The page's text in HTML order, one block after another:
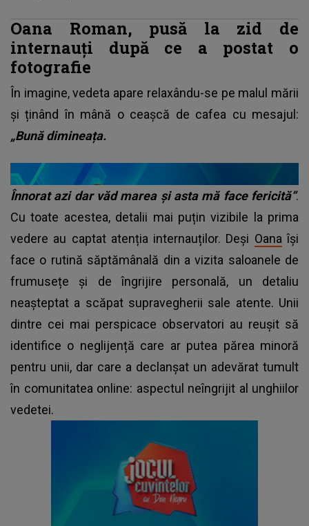
Oana Roman, pusă la zid de
internauți după ce a postat o
fotografie
În imagine, vedeta apare relaxându-se pe malul mării
și ținând în mână o ceașcă de cafea cu mesajul:
„Bună dimineața.
Înnorat azi dar văd marea și asta mă face fericită”.
Cu toate acestea, detalii mai puțin vizibile la prima
vedere au captat atenția internauților. Deși Oana își
face o rutină săptămânală din a vizita saloanele de
frumusețe și de îngrijire personală, un detaliu
neașteptat a scăpat supravegherii sale atente. Unii
dintre cei mai perspicace observatori au reușit să
identifice o neglijență care ar putea părea minoră
pentru unii, dar care a declanșat un adevărat tumult
în comunitatea online: aspectul neîngrijit al unghiilor
vedetei.